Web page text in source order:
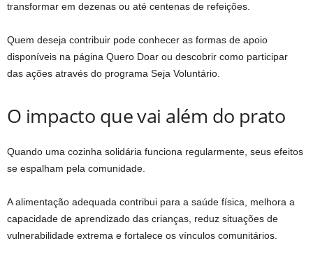
transformar em dezenas ou até centenas de refeições.
Quem deseja contribuir pode conhecer as formas de apoio
disponíveis na página Quero Doar ou descobrir como participar
das ações através do programa Seja Voluntário.
O impacto que vai além do prato
Quando uma cozinha solidária funciona regularmente, seus efeitos
se espalham pela comunidade.
A alimentação adequada contribui para a saúde física, melhora a
capacidade de aprendizado das crianças, reduz situações de
vulnerabilidade extrema e fortalece os vínculos comunitários.